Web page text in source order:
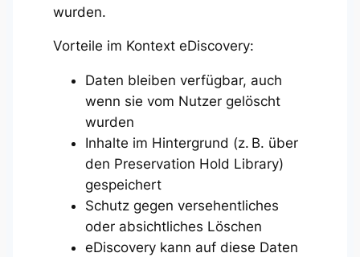
wurden.
Vorteile im Kontext eDiscovery:
Daten bleiben verfügbar, auch
wenn sie vom Nutzer gelöscht
wurden
Inhalte im Hintergrund (z. B. über
den Preservation Hold Library)
gespeichert
Schutz gegen versehentliches
oder absichtliches Löschen
eDiscovery kann auf diese Daten